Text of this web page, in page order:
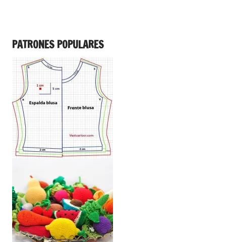
PATRONES POPULARES